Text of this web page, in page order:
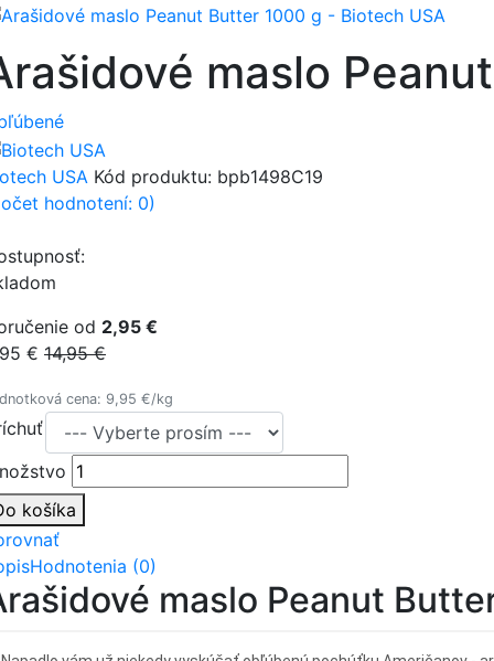
maslo
USA Kód produktu: bpb1498C19
hodnotení: 0)
od 2,95 €
€ 14,95 €
cena: 9,95 €/kg
košíka
Hodnotenia (0)
maslo Peanut